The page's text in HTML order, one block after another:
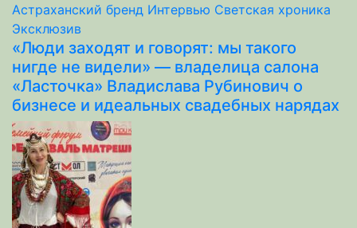
Астраханский бренд Интервью Светская хроника
Эксклюзив
«Люди заходят и говорят: мы такого
нигде не видели» — владелица салона
«Ласточка» Владислава Рубинович о
бизнесе и идеальных свадебных нарядах